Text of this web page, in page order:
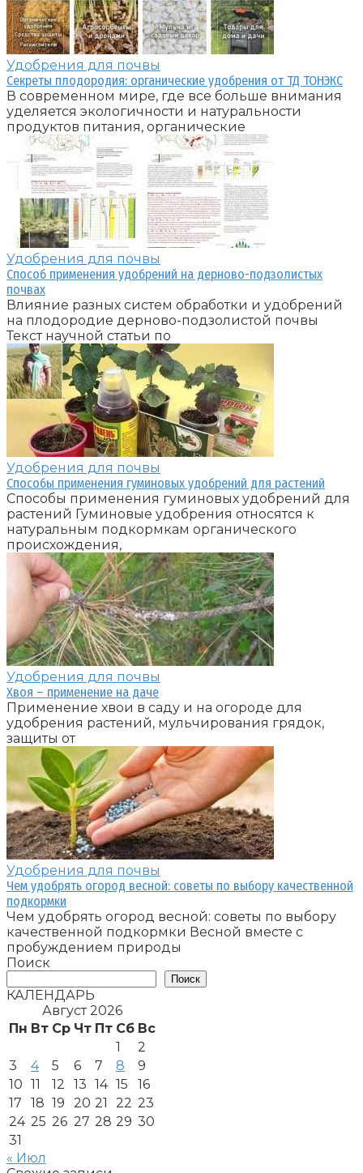
Удобрения для почвы
Секреты плодородия: органические удобрения от ТД ТОНЭКС
В современном мире, где все больше внимания
уделяется экологичности и натуральности
продуктов питания, органические
Удобрения для почвы
Способ применения удобрений на дерново-подзолистых
почвах
Влияние разных систем обработки и удобрений
на плодородие дерново-подзолистой почвы
Текст научной статьи по
Удобрения для почвы
Способы применения гуминовых удобрений для растений
Способы применения гуминовых удобрений для
растений Гуминовые удобрения относятся к
натуральным подкормкам органического
происхождения,
Удобрения для почвы
Хвоя – применение на даче
Применение хвои в саду и на огороде для
удобрения растений, мульчирования грядок,
защиты от
Удобрения для почвы
Чем удобрять огород весной: советы по выбору качественной
подкормки
Чем удобрять огород весной: советы по выбору
качественной подкормки Весной вместе с
пробуждением природы
Поиск
Поиск
КАЛЕНДАРЬ
Август 2026
Пн Вт Ср Чт Пт Сб Вс
1
2
3
4 5 6 7 8
9
10 11 12 13 14 15
16
17
18 19 20 21 22 23
24 25 26 27 28 29 30
31
« Июл